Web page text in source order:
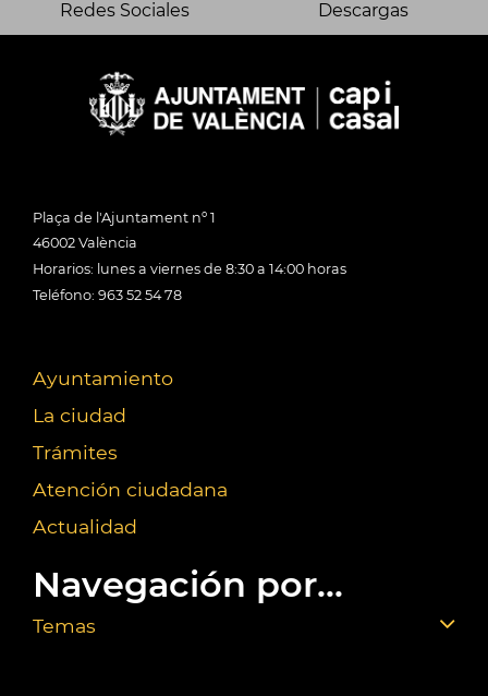
Redes Sociales Descargas
Plaça de l'Ajuntament nº 1
46002 València
Horarios: lunes a viernes de 8:30 a 14:00 horas
Teléfono: 963 52 54 78
Ayuntamiento
La ciudad
Trámites
Atención ciudadana
Actualidad
Navegación por...
Temas